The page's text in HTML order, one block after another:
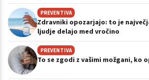
PREVENTIVA
Zdravniki opozarjajo: to je
ljudje delajo med vročino
PREVENTIVA
To se zgodi z vašimi možgani, ko